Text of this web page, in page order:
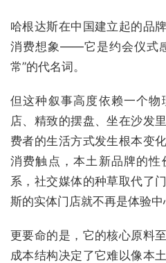
哈根达斯在中国建立起的品
消费想象——它是约会仪式
常”的代名词。
但这种叙事高度依赖一个
店、精致的摆盘、坐在沙发
费者的生活方式发生根本变
消费触点，本土新品牌的
系，社交媒体的种草取代了
斯的实体门店就不再是体验中
更要命的是，它的核心原料
成本结构决定了它难以像本